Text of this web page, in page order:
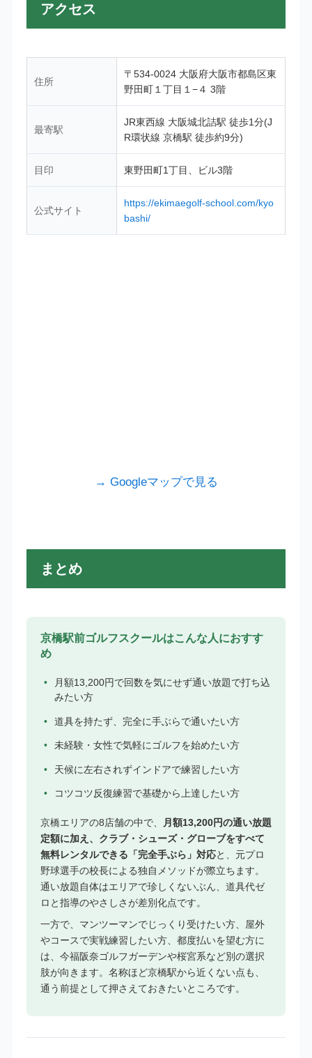
アクセス
住所
〒534-0024 大阪府大阪市都島区東
野田町１丁目１−４ 3階
最寄駅
JR東西線 大阪城北詰駅 徒歩1分(J
R環状線 京橋駅 徒歩約9分)
目印 東野田町1丁目、ビル3階
公式サイト
https://ekimaegolf-school.com/kyo
bashi/
→ Googleマップで見る
まとめ
京橋駅前ゴルフスクールはこんな人におすす
め
月額13,200円で回数を気にせず通い放題で打ち込
みたい方
道具を持たず、完全に手ぶらで通いたい方
未経験・女性で気軽にゴルフを始めたい方
天候に左右されずインドアで練習したい方
コツコツ反復練習で基礎から上達したい方
京橋エリアの8店舗の中で、
月額13,200円の通い放題
定額に加え、クラブ・シューズ・グローブをすべて
無料レンタルできる「完全手ぶら」対応と、元プロ
野球選手の校長による独自メソッドが際立ちます。
通い放題自体はエリアで珍しくないぶん、道具代ゼ
ロと指導のやさしさが差別化点です。
一方で、マンツーマンでじっくり受けたい方、屋外
やコースで実戦練習したい方、都度払いを望む方に
は、今福阪奈ゴルフガーデンや桜宮系など別の選択
肢が向きます。名称ほど京橋駅から近くない点も、
通う前提として押さえておきたいところです。